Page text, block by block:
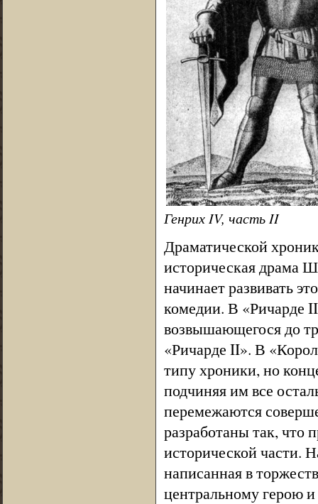
Генрих IV, часть II
Драматической
историческая драма
начинает развивать
комедии. В «Ричарде
возвышающегося до
«Ричарде II». В
типу хроники, но
подчиняя им все
перемежаются
разработаны так, что
исторической части.
написанная в
центральному герою